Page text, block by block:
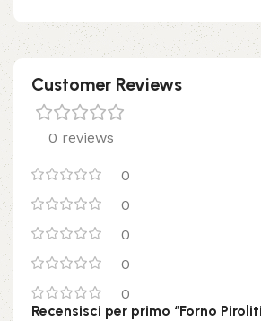
Customer Reviews
0 reviews
0
0
0
0
0
Recensisci per primo “Forno